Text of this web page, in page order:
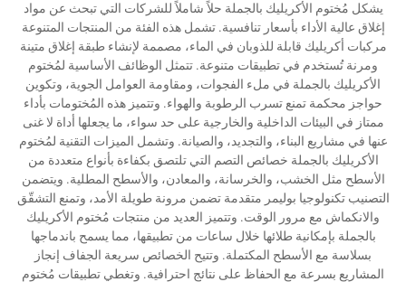
يشكل مُختوم الأكريليك بالجملة حلاً شاملاً للشركات التي تبحث عن مواد
إغلاق عالية الأداء بأسعار تنافسية. تشمل هذه الفئة من المنتجات المتنوعة
مركبات أكريليك قابلة للذوبان في الماء، مصممة لإنشاء طبقة إغلاق متينة
ومرنة تُستخدم في تطبيقات متنوعة. تتمثل الوظائف الأساسية لمُختوم
الأكريليك بالجملة في ملء الفجوات، ومقاومة العوامل الجوية، وتكوين
حواجز محكمة تمنع تسرب الرطوبة والهواء. وتتميز هذه المُختومات بأداء
ممتاز في البيئات الداخلية والخارجية على حد سواء، ما يجعلها أداة لا غنى
عنها في مشاريع البناء، والتجديد، والصيانة. وتشمل الميزات التقنية لمُختوم
الأكريليك بالجملة خصائص التصم التي تلتصق بكفاءة بأنواع متعددة من
الأسطح مثل الخشب، والخرسانة، والمعادن، والأسطح المطلية. ويتضمن
التصنيب تكنولوجيا بوليمر متقدمة تضمن مرونة طويلة الأمد، وتمنع التشقّق
والانكماش مع مرور الوقت. وتتميز العديد من منتجات مُختوم الأكريليك
بالجملة بإمكانية طلائها خلال ساعات من تطبيقها، مما يسمح باندماجها
بسلاسة مع الأسطح المكتملة. وتتيح الخصائص سريعة الجفاف إنجاز
المشاريع بسرعة مع الحفاظ على نتائج احترافية. وتغطي تطبيقات مُختوم